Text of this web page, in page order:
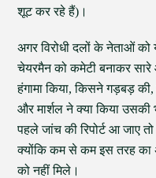
शूट कर रहे हैं)।
अगर विरोधी दलों के नेताओं
चेयरमैन को कमेटी बनाकर सारे
हंगामा किया, किसने गड़बड़
और मार्शल ने क्या किया
पहले जांच की रिपोर्ट आ जाए
क्योंकि कम से कम इस तरह का
को नहीं मिले।